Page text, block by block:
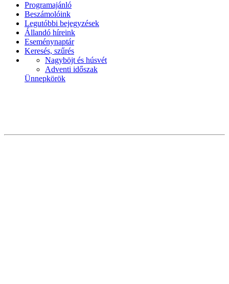
Programajánló
Beszámolóink
Legutóbbi bejegyzések
Állandó híreink
Eseménynaptár
Keresés, szűrés
Nagyböjt és húsvét
Adventi időszak
Ünnepkörök